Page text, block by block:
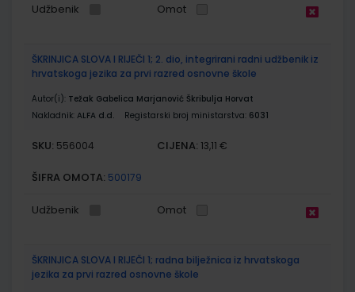
Udžbenik Omot
ŠKRINJICA SLOVA I RIJEČI 1; 2. dio, integrirani radni udžbenik iz
hrvatskoga jezika za prvi razred osnovne škole
Autor(i): Težak Gabelica Marjanović Škribulja Horvat
Nakladnik: ALFA d.d. Registarski broj ministarstva: 6031
SKU: 556004 CIJENA: 13,11 €
ŠIFRA OMOTA: 500179
Udžbenik Omot
ŠKRINJICA SLOVA I RIJEČI 1; radna bilježnica iz hrvatskoga
jezika za prvi razred osnovne škole